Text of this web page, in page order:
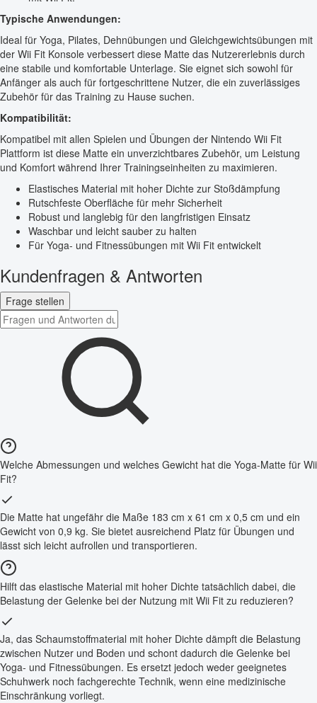
Typische Anwendungen:
Ideal für Yoga, Pilates, Dehnübungen und Gleichgewichtsübungen mit
der Wii Fit Konsole verbessert diese Matte das Nutzererlebnis durch
eine stabile und komfortable Unterlage. Sie eignet sich sowohl für
Anfänger als auch für fortgeschrittene Nutzer, die ein zuverlässiges
Zubehör für das Training zu Hause suchen.
Kompatibilität:
Kompatibel mit allen Spielen und Übungen der Nintendo Wii Fit
Plattform ist diese Matte ein unverzichtbares Zubehör, um Leistung
und Komfort während Ihrer Trainingseinheiten zu maximieren.
Elastisches Material mit hoher Dichte zur Stoßdämpfung
Rutschfeste Oberfläche für mehr Sicherheit
Robust und langlebig für den langfristigen Einsatz
Waschbar und leicht sauber zu halten
Für Yoga- und Fitnessübungen mit Wii Fit entwickelt
Kundenfragen & Antworten
Frage stellen
Welche Abmessungen und welches Gewicht hat die Yoga-Matte für Wii
Fit?
Die Matte hat ungefähr die Maße 183 cm x 61 cm x 0,5 cm und ein
Gewicht von 0,9 kg. Sie bietet ausreichend Platz für Übungen und
lässt sich leicht aufrollen und transportieren.
Hilft das elastische Material mit hoher Dichte tatsächlich dabei, die
Belastung der Gelenke bei der Nutzung mit Wii Fit zu reduzieren?
Ja, das Schaumstoffmaterial mit hoher Dichte dämpft die Belastung
zwischen Nutzer und Boden und schont dadurch die Gelenke bei
Yoga- und Fitnessübungen. Es ersetzt jedoch weder geeignetes
Schuhwerk noch fachgerechte Technik, wenn eine medizinische
Einschränkung vorliegt.